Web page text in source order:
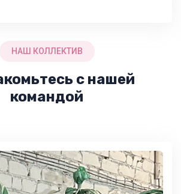
НАШ КОЛЛЕКТИВ
с нашей
командой